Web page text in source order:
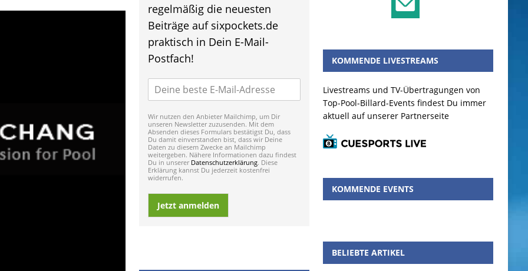
regelmäßig die neuesten
Beiträge auf sixpockets.de
praktisch in Dein E-Mail-
Postfach!
Wir nutzen den Anbieter Mailchimp, um Dir
unseren Newsletter zuzusenden. Mit dem
Absenden dieses Formulars bestätigst Du, dass
Du damit einverstanden bist, dass wir Deine
Daten zu diesem Zwecke an Mailchimp
weitergeben. Nähere Informationen dazu findest
Du in unserer Datenschutzerklärung. Diese
Erklärung kannst Du jederzeit kostenfrei
widerrufen.
Jetzt anmelden
KOMMENDE LIVESTREAMS
Livestreams und TV-Übertragungen von
Top-Pool-Billard-Events findest Du immer
aktuell auf unserer Partnerseite
KOMMENDE EVENTS
BELIEBTE ARTIKEL